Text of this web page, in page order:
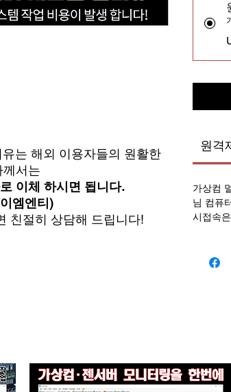
는 해외 이용자들의 원활한
서는
이체 하시면 됩니다.
엠엔티)
친절히 상담해 드립니다!
원격
가상컴
님 컴퓨
시접속